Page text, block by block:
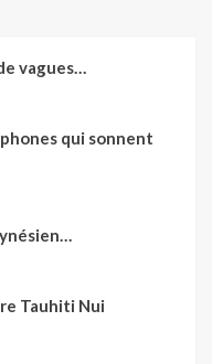
vagues…
qui sonnent
Tauhiti Nui